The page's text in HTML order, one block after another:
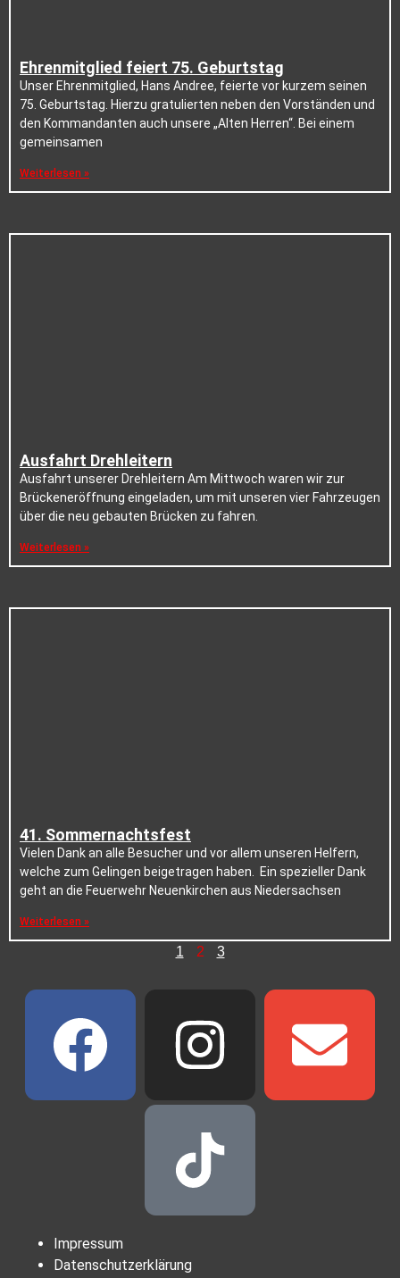
Ehrenmitglied feiert 75. Geburtstag
Unser Ehrenmitglied, Hans Andree, feierte vor kurzem seinen
75. Geburtstag. Hierzu gratulierten neben den Vorständen und
den Kommandanten auch unsere „Alten Herren“. Bei einem
gemeinsamen
Weiterlesen »
Ausfahrt Drehleitern
Ausfahrt unserer Drehleitern Am Mittwoch waren wir zur
Brückeneröffnung eingeladen, um mit unseren vier Fahrzeugen
über die neu gebauten Brücken zu fahren.
Weiterlesen »
41. Sommernachtsfest
Vielen Dank an alle Besucher und vor allem unseren Helfern,
welche zum Gelingen beigetragen haben. Ein spezieller Dank
geht an die Feuerwehr Neuenkirchen aus Niedersachsen
Weiterlesen »
1 2 3
Impressum
Datenschutzerklärung